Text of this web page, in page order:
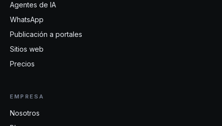
Agentes de IA
WhatsApp
Publicación a portales
Sitios web
Precios
EMPRESA
Nosotros